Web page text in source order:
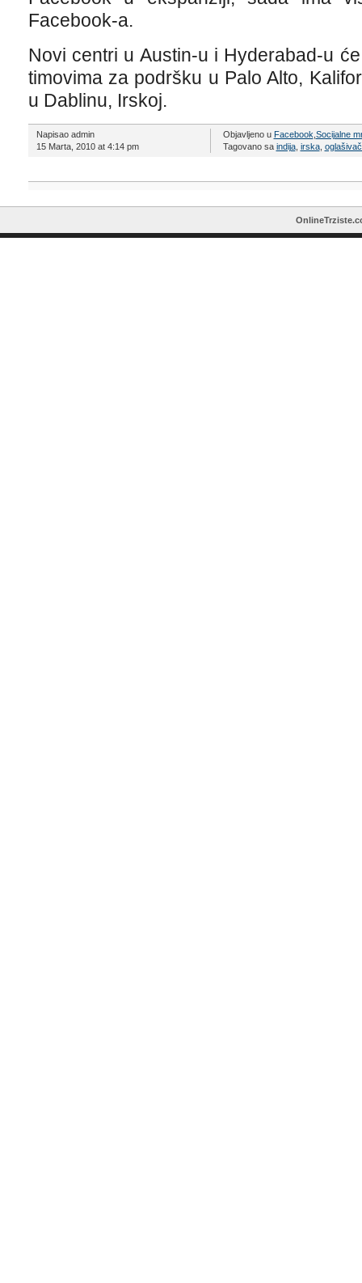
Facebook-a.
Novi centri u Austin-u i Hyderabad-u
timovima za podršku u Palo Alto,
u Dablinu, Irskoj.
Napisao admin
15 Marta, 2010 at 4:14 pm
Objavljeno u Facebook Socijalne
Tagovano sa indija, irska,